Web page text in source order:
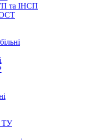
та ІНСП
ТУ